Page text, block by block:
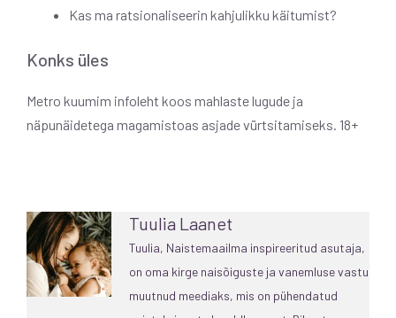
Kas ma ratsionaliseerin kahjulikku käitumist?
Konks üles
Metro kuumim infoleht koos mahlaste lugude ja
näpunäidetega magamistoas asjade vürtsitamiseks. 18+
Tuulia Laanet
Tuulia, Naistemaailma inspireeritud asutaja,
on oma kirge naisõiguste ja vanemluse vastu
muutnud meediaks, mis on pühendatud